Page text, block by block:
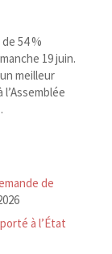
54 %
19 juin.
meilleur
de
à l’État